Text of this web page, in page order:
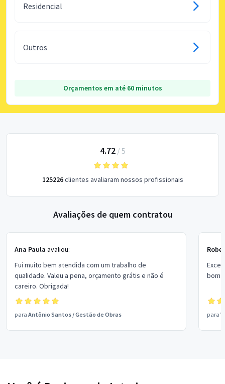
Residencial
Outros
Orçamentos em até 60 minutos
4.72/ 5
125226clientes avaliaram nossos profissionais
Avaliações de quem contratou
Ana Paula avaliou:
Fui muito bem atendida com um trabalho de
qualidade. Valeu a pena, orçamento grátis e não é
careiro. Obrigada!
para Antônio Santos /Gestão de Obras
bom
para